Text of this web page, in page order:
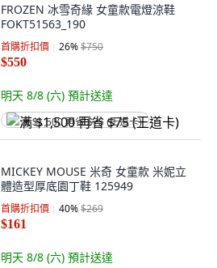
FROZEN 冰雪奇緣 女童款電燈涼鞋
FOKT51563_190
首購折扣價 26%$750
$550
明天 8/8 (六) 預計送達
满 $1,500 再省 $75 (王道卡)
MICKEY MOUSE 米奇 女童款 米妮立
體造型厚底園丁鞋 125949
首購折扣價 40%$269
$161
明天 8/8 (六) 預計送達